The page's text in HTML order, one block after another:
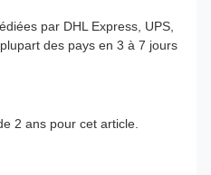
par DHL Express, UPS,
des pays en 3 à 7 jours
2 ans pour cet article.